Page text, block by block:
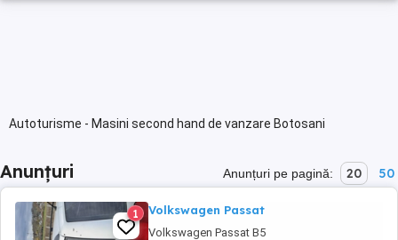
Autoturisme - Masini second hand de vanzare Botosani
Anunțuri Anunțuri pe pagină: 20 50
1 Volkswagen Passat
Volkswagen Passat B5